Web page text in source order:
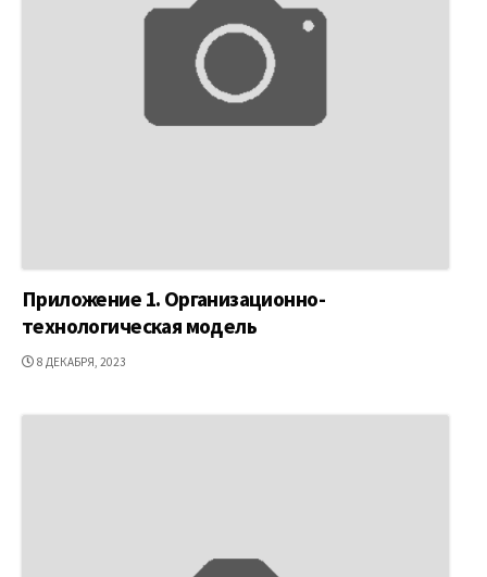
Приложение 1. Организационно-
технологическая модель
ДАТА
8 ДЕКАБРЯ, 2023